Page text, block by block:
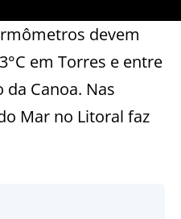
devem
em Torres e entre
da Canoa. Nas
Mar no Litoral faz